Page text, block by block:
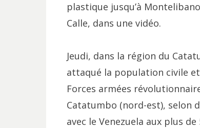
plastique jusqu’à
Calle, dans une vidéo.
Jeudi, dans la région du
attaqué la population civile
Forces armées
Catatumbo (nord-est), selon
avec le Venezuela aux plus